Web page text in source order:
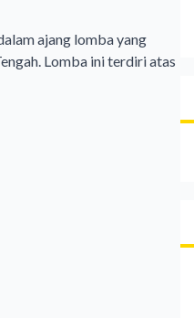
ajang lomba yang
Lomba ini terdiri atas